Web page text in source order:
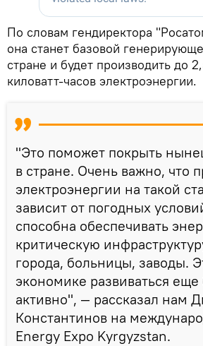
По словам гендиректора
она станет базовой
стране и будет производить до
киловатт-часов электроэнергии.
"Это поможет покрыть
в стране. Очень важно, что
электроэнергии на такой
зависит от погодных
способна обеспечивать
критическую
города, больницы, заводы.
экономике развиваться еще
активно", — рассказал нам
Константинов на
Energy Expo Kyrgyzstan.